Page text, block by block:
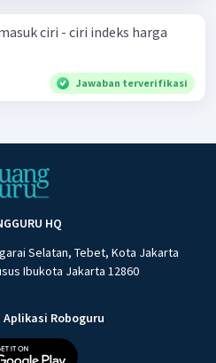
ciri - ciri indeks harga
Jawaban terverifikasi
HQ
Selatan, Tebet, Kota Jakarta
Ibukota Jakarta 12860
Aplikasi Roboguru